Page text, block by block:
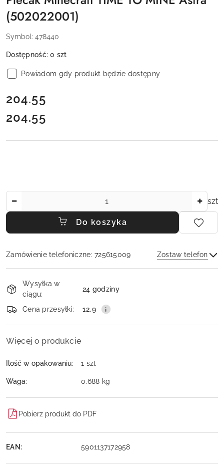
(502022001)
Symbol: 478440
Dostępność:0 szt
Powiadom gdy produkt będzie dostępny
cena:
204.55
Cena:
204.55
szt
Do koszyka
Zamówienie telefoniczne: 725615009 Zostaw telefon
i
dostawa
Wysyłka w
ciągu:
24 godziny
Cena przesyłki: 12.9
Więcej o produkcie
Ilość w opakowaniu: 1 szt
Waga: 0.688 kg
Pobierz produkt do PDF
EAN: 5901137172958